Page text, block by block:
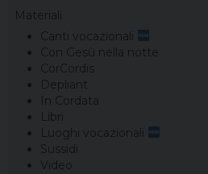
Materiali
Canti vocazionali
Con Gesù nella notte
CorCordis
Depliant
In Cordata
Libri
Luoghi vocazionali
Sussidi
Video